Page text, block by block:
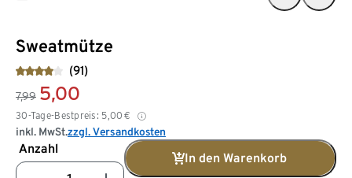
Sweatmütze
(91)
7,99 5,00
30-Tage-Bestpreis: 5,00 €
inkl. MwSt.zzgl. Versandkosten
Anzahl
In den Warenkorb